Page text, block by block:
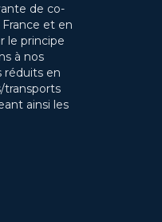
de co-
et en
le principe
à nos
réduits en
ainsi les